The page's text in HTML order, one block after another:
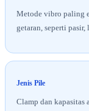
Metode vibro paling
getaran, seperti
Jenis Pile
Clamp dan kapasitas